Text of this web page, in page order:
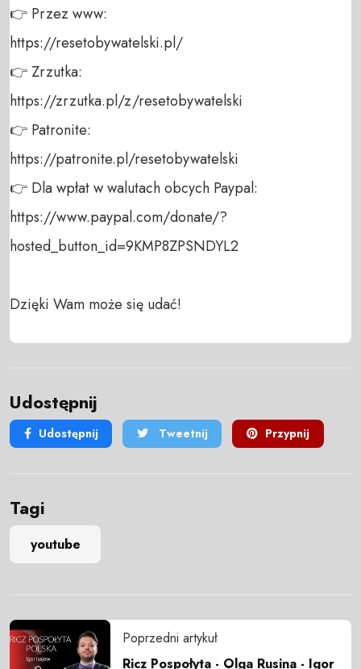
👉 Przez www:
https://resetobywatelski.pl/
👉 Zrzutka:
https://zrzutka.pl/z/resetobywatelski
👉 Patronite:
https://patronite.pl/resetobywatelski
👉 Dla wpłat w walutach obcych Paypal:
https://www.paypal.com/donate/?
hosted_button_id=9KMP8ZPSNDYL2
Dzięki Wam może się udać!
Udostępnij
Udostępnij Tweetnij Przypnij
Tagi
youtube
Poprzedni artykuł
Ricz Pospołyta - Olga Rusina - Igor